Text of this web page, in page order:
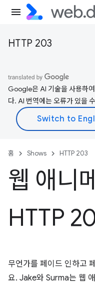
HTTP 203
Google은 AI 기술을 사용하
다. AI 번역에는 오류가 있을
홈 Shows HTTP 203
웹 애니
HTTP
무언가를 페이드 인하고
요. Jake와 Surma는 웹